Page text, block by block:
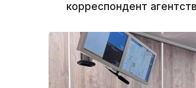
корреспондент